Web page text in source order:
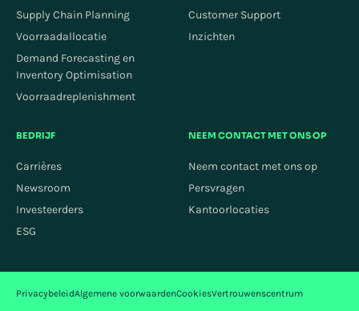
Supply Chain Planning
Voorraadallocatie
Demand Forecasting en
Inventory Optimisation
Voorraadreplenishment
Customer Support
Inzichten
BEDRIJF
Carrières
Newsroom
Investeerders
ESG
NEEM CONTACT MET ONS OP
Neem contact met ons op
Persvragen
Kantoorlocaties
PrivacybeleidAlgemene voorwaardenCookiesVertrouwenscentrum